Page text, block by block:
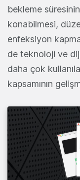
bekleme
konabilmesi,
enfeksiyon
de teknoloji ve
daha çok
kapsamının